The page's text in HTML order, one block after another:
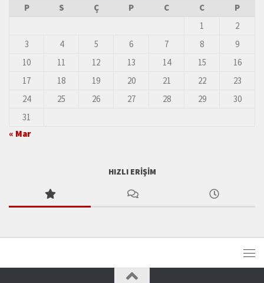
P
S Ç P C C
P
1
2
3
4 5 6 7 8
9
10
11 12 13 14 15
16
17
18 19 20 21 22
23
24
25 26 27 28 29
30
31
« Mar
HIZLI ERIŞIM